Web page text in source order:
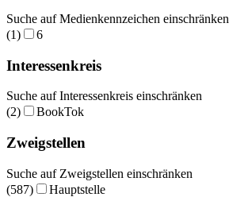
Suche auf Medienkennzeichen einschränken
(1)
6
Interessenkreis
Suche auf Interessenkreis einschränken
(2)
BookTok
Zweigstellen
Suche auf Zweigstellen einschränken
(587)
Hauptstelle